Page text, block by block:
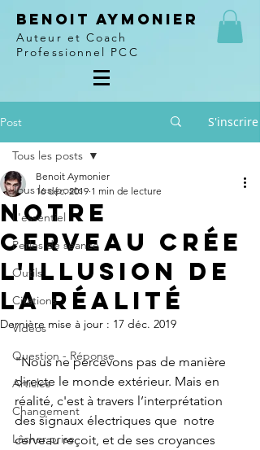
Benoit Aymonier
Auteur et Coach
Professionnel PCC
Post S'inscrire
Tous les posts
L'essentiel
Perles de séance
Outils
Citations
Vidéos
Question - Réponse
Articles
Changement
Lâcher prise
Tous les posts
Notre
cerveau crée
l'illusion de
la réalité
Benoit Aymonier
16 déc. 2019 1 min de lecture
Dernière mise à jour : 17 déc. 2019
"Nous ne percevons pas de manière
directe le monde extérieur. Mais en
réalité, c'est à travers l’interprétation
des signaux électriques que  notre
cerveau reçoit, et de ses croyances